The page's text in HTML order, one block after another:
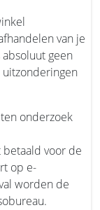
van je
geen
uitzonderingen
onderzoek
voor de
op e-
worden de